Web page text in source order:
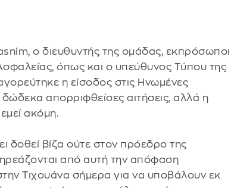
ο διευθυντής της ομάδας, εκπρόσωποι
όπως και ο υπεύθυνος Τύπου της
η είσοδος στις Ηνωμένες
απορριφθείσες αιτήσεις, αλλά η
ακόμη.
δοθεί βίζα ούτε στον πρόεδρο της
από αυτή την απόφαση
Τιχουάνα σήμερα για να υποβάλουν εκ